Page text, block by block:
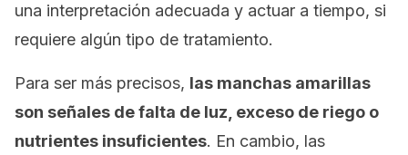
una interpretación adecuada y actuar a tiempo, si
requiere algún tipo de tratamiento.
Para ser más precisos, las manchas amarillas
son señales de falta de luz, exceso de riego o
nutrientes insuficientes. En cambio, las